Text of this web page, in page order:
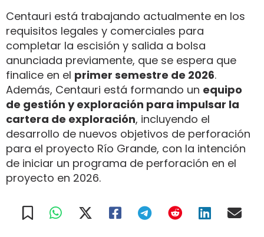
Centauri está trabajando actualmente en los
requisitos legales y comerciales para
completar la escisión y salida a bolsa
anunciada previamente, que se espera que
finalice en el primer semestre de 2026.
Además, Centauri está formando un equipo
de gestión y exploración para impulsar la
cartera de exploración, incluyendo el
desarrollo de nuevos objetivos de perforación
para el proyecto Río Grande, con la intención
de iniciar un programa de perforación en el
proyecto en 2026.